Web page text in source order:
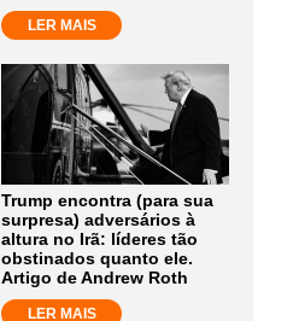
LER MAIS
Trump encontra (para sua
surpresa) adversários à
altura no Irã: líderes tão
obstinados quanto ele.
Artigo de Andrew Roth
LER MAIS